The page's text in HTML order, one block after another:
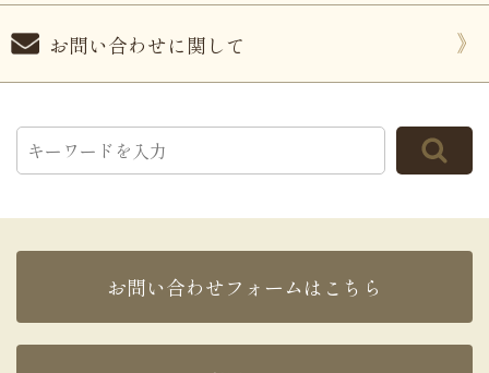
お問い合わせに関して
お問い合わせフォームはこちら